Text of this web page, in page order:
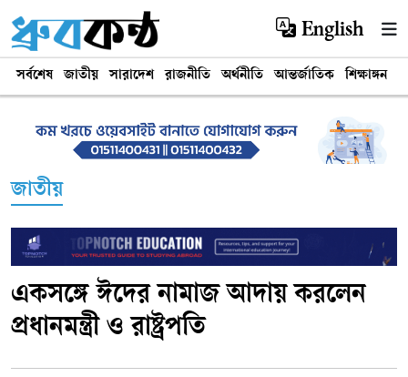
English
সর্বশেষ জাতীয় সারাদেশ রাজনীতি অর্থনীতি আন্তর্জাতিক শিক্ষাঙ্গন
জাতীয়
একসঙ্গে ঈদের নামাজ আদায় করলেন
প্রধানমন্ত্রী ও রাষ্ট্রপতি